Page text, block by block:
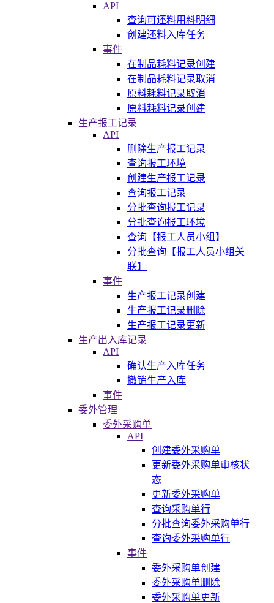
API
查询可还料用料明细
创建还料入库任务
事件
在制品耗料记录创建
在制品耗料记录取消
原料耗料记录取消
原料耗料记录创建
生产报工记录
API
删除生产报工记录
查询报工环境
创建生产报工记录
查询报工记录
分批查询报工记录
分批查询报工环境
查询【报工人员小组】
分批查询【报工人员小组关
联】
事件
生产报工记录创建
生产报工记录删除
生产报工记录更新
生产出入库记录
API
确认生产入库任务
撤销生产入库
事件
委外管理
委外采购单
API
创建委外采购单
更新委外采购单审核状
态
更新委外采购单
查询采购单行
分批查询委外采购单行
查询委外采购单行
事件
委外采购单创建
委外采购单删除
委外采购单更新